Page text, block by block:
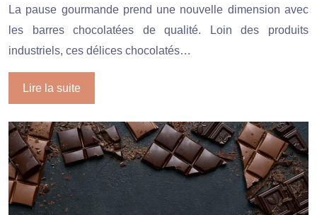
La pause gourmande prend une nouvelle dimension avec
les barres chocolatées de qualité. Loin des produits
industriels, ces délices chocolatés…
Lire la suite